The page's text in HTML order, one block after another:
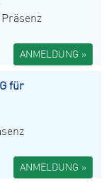
Präsenz
ANMELDUNG »
für
ANMELDUNG »